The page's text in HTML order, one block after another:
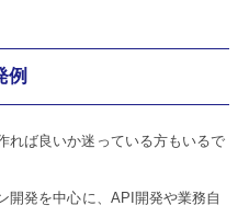
例
れば良いか迷っている方もいるで
開発を中心に、API開発や業務自